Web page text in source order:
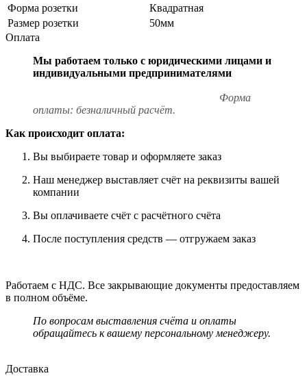
Форма розетки
Квадратная
Размер розетки
50мм
Оплата
Мы работаем только с юридическими лицами и
индивидуальными предпринимателями
Форма
оплаты: безналичный расчёт.
Как происходит оплата:
Вы выбираете товар и оформляете заказ
Наш менеджер выставляет счёт на реквизиты вашей
компании
Вы оплачиваете счёт с расчётного счёта
После поступления средств — отгружаем заказ
Работаем с НДС. Все закрывающие документы предоставляем
в полном объёме.
По вопросам выставления счёта и оплаты
обращайтесь к вашему персональному менеджеру.
Доставка